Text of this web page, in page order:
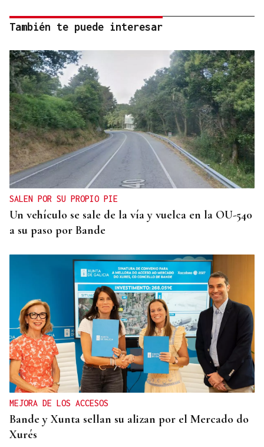
También te puede interesar
SALEN POR SU PROPIO PIE
Un vehículo se sale de la vía y vuelca en la OU-540
a su paso por Bande
MEJORA DE LOS ACCESOS
Bande y Xunta sellan su alizan por el Mercado do
Xurés